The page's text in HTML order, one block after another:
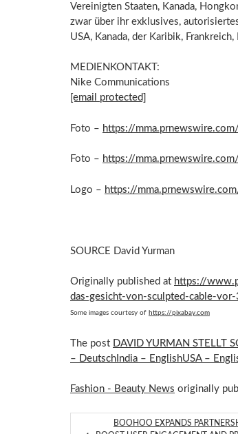
Vereinigten Staaten, Kanada,
zwar über ihr exklusives,
USA, Kanada, der Karibik,
MEDIENKONTAKT:
Nike Communications
[email protected]
Foto – https://
Foto – https://
Logo – https://
SOURCE David Yurman
Originally published at https://
das-gesicht-von-sculpted-cable-
Some images courtesy of https://pixabay.com
The post DAVID YURMAN STELLT
– DeutschIndia – EnglishUSA –
Fashion - Beauty News originally
BOOHOO EXPANDS